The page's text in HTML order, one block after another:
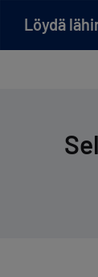
Löydä